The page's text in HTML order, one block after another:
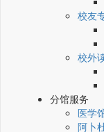
校友
校外
分馆服务
医学
阿卜